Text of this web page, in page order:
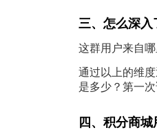
三、怎么深入
这群用户来自
通过以上的维
是多少？第一
四、积分商